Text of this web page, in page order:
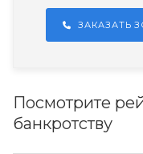
ЗАКАЗАТЬ
Посмотрите
банкротству